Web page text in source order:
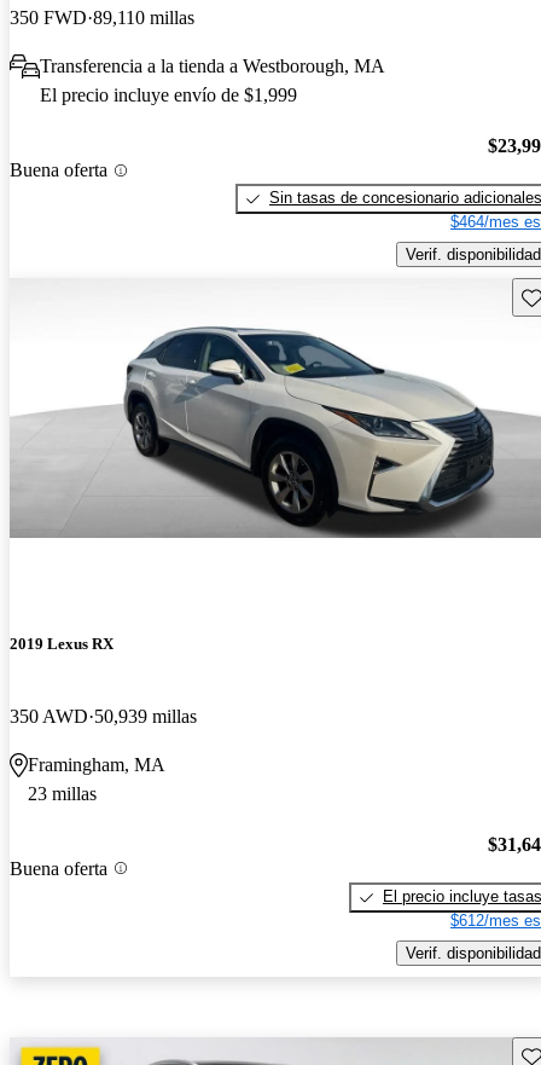
350 FWD 89,110 millas
Transferencia a la tienda a Westborough, MA
El precio incluye envío de $1,999
Buena oferta
Sin tasas de concesionario adicionales
$464/mes
Verif. disponibilidad
2019 Lexus RX
350 AWD 50,939 millas
Framingham, MA
23 millas
Buena oferta
El precio incluye tasas
$612/mes
Verif. disponibilidad